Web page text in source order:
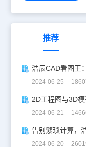
推荐
浩辰CAD看图王
2024-06-25
2D工程图与3D
2024-06-21
2024-06-20